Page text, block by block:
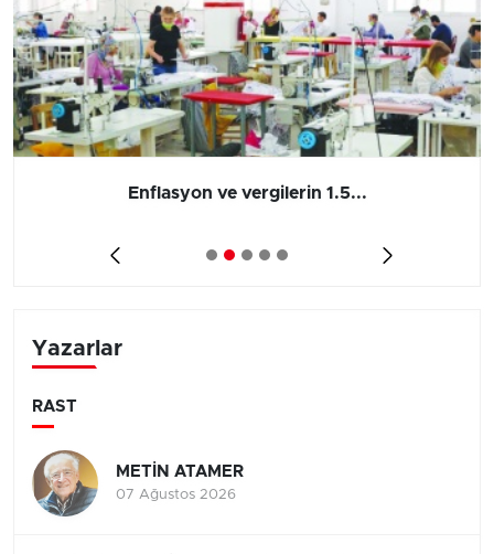
Enflasyon ve vergilerin 1.5...
Yazarlar
RAST
METİN ATAMER
07 Ağustos 2026